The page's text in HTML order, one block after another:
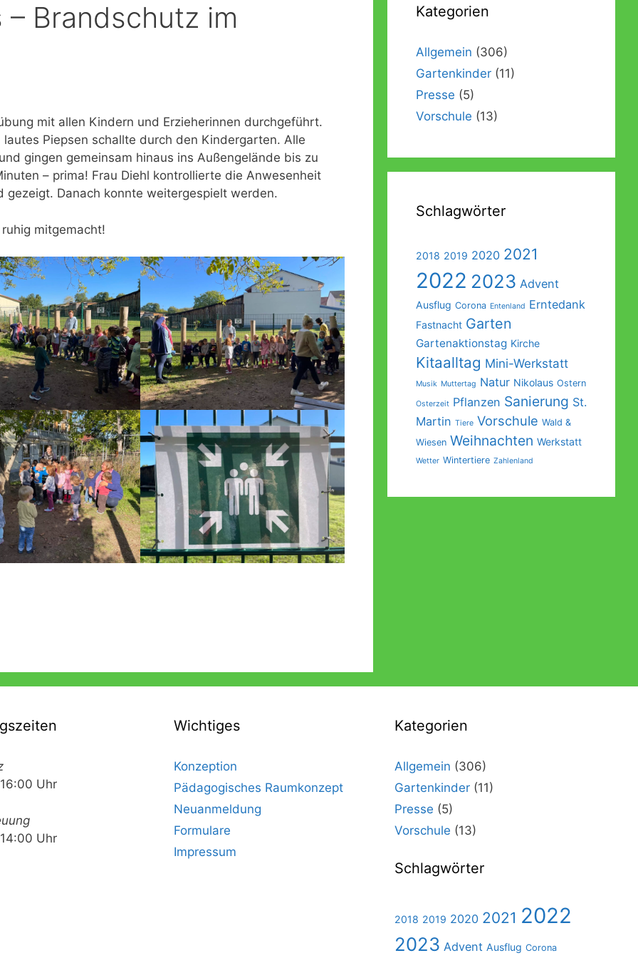
Eingewöhnungskonzept
Beschwerde- und Anregungsmanagement
Bibelstunde
Ein Garten für Kinder – Das Konzept
Einweihung der Räumlichkeiten
Einweihung des Außengeländes
Gartenkinder Konzept Abschlussausflug der Vorschulkinder
Abschlussgottesdienst der Vorschulkinder
Brandschutz im
mit allen Kindern und Erzieherinnen durchgeführt.
Piepsen schallte durch den Kindergarten. Alle
gingen gemeinsam hinaus ins Außengelände bis zu
– prima! Frau Diehl kontrollierte die Anwesenheit
Danach konnte weitergespielt werden.
mitgemacht!
Kategorien
Allgemein (306)
Gartenkinder (11)
Presse (5)
Vorschule (13)
Schlagwörter
2018 2019 2020 2021
2022 2023 Advent
Ausflug Corona Entenland Erntedank
Fastnacht Garten
Gartenaktionstag Kirche
Kitaalltag Mini-Werkstatt
Musik Muttertag Natur Nikolaus Ostern
Osterzeit Pflanzen Sanierung St.
Martin Tiere Vorschule Wald &
Wiesen Weihnachten Werkstatt
Wetter Wintertiere Zahlenland
Uhr
Uhr
Wichtiges
Konzeption
Pädagogisches Raumkonzept
Neuanmeldung
Formulare
Impressum
Kategorien
Allgemein (306)
Gartenkinder (11)
Presse (5)
Vorschule (13)
Schlagwörter
2018 2019 2020 2021 2022
2023 Advent Ausflug Corona